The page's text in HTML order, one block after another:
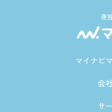
運
マイナビ
会
サ